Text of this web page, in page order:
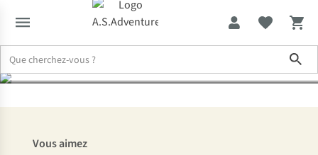
saison 2025-2026
Vous aimez